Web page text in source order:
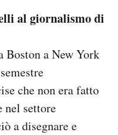
al giornalismo di
Boston a New York
che non era fatto
nel settore
a disegnare e